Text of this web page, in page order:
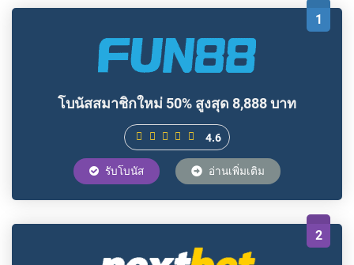
1
โบนัสสมาชิกใหม่ 50% สูงสุด 8,888 บาท
4.6
รับโบนัส อ่านเพิ่มเติม
2